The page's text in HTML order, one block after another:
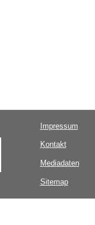
Impressum
Kontakt
Mediadaten
Sitemap